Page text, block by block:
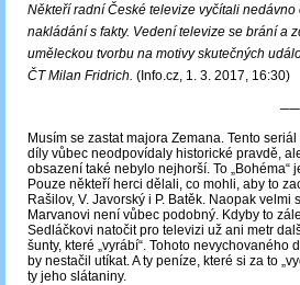
Někteří radní České televize vyčítali
nakládání s fakty. Vedení televize se brání a
uměleckou tvorbu na motivy skutečných
ČT Milan Fridrich. (Info.cz, 1. 3. 2017, 16:30)
Musím se zastat majora Zemana. Tento
díly vůbec neodpovídaly historické pravdě,
obsazení také nebylo nejhorší. To
Pouze někteří herci dělali, co mohli, aby to
Rašilov, V. Javorský i P. Batěk. Naopak
Marvanovi není vůbec podobný. Kdyby to
Sedláčkovi natočit pro televizi už ani metr
šunty, které „vyrábí“. Tohoto
by nestačil utíkat. A ty peníze, které si za to
ty jeho slátaniny.